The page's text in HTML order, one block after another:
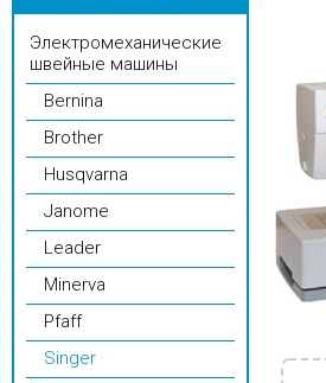
Электромеханические
швейные машины
Bernina
Brother
Husqvarna
Janome
Leader
Minerva
Pfaff
Singer